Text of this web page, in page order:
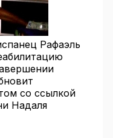
Рафаэль
со ссылкой
Надаля